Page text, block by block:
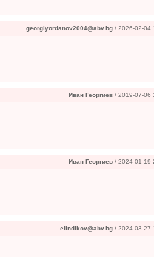
georgiyordanov2004@abv.bg / 2026-02-04
Иван Георгиев / 2019-07-06
Иван Георгиев / 2024-01-19
elindikov@abv.bg / 2024-03-27